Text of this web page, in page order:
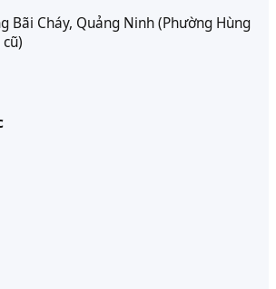
Bãi Cháy, Quảng Ninh (Phường Hùng